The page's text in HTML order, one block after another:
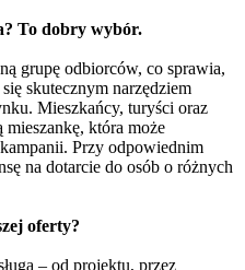
To dobry wybór.
grupę odbiorców, co sprawia,
skutecznym narzędziem
Mieszkańcy, turyści oraz
mieszankę, która może
Przy odpowiednim
na dotarcie do osób o różnych
oferty?
– od projektu, przez